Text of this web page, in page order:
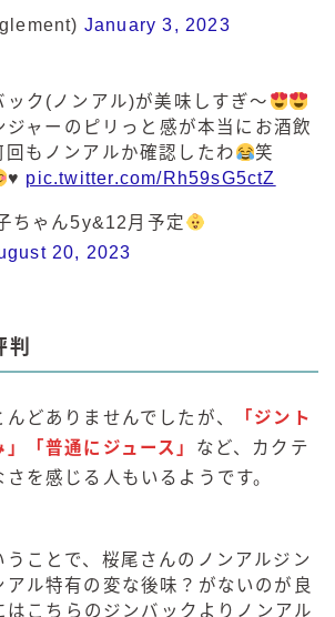
January 3, 2023
ック(ノンアル)が美味しすぎ〜
ジャーのピリっと感が本当にお酒飲
回もノンアルか確認したわ
笑
♥️ pic.twitter.com/Rh59sG5ctZ
ちゃん5y&12月予定
20, 2023
判
どありませんでしたが、
「ジント
「普通にジュース」 など、カクテ
を感じる人もいるようです。
うことで、桜尾さんのノンアルジン
アル特有の変な後味？がないのが良
はこちらのジンバックよりノンアル